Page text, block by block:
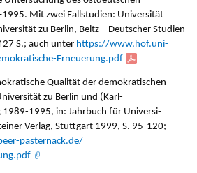
Mit zwei Fallstudien: Universität
zu Berlin, Beltz – Deutscher Studien
S.; auch unter https://www.hof.uni-
Erneuerung.pdf
Qualität der demokratischen
zu Berlin und (Karl-
1995, in: Jahrbuch für Universi-
Verlag, Stuttgart 1999, S. 95-120;
pasternack.de/